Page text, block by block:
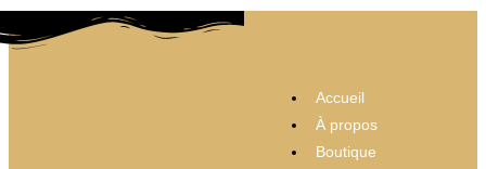
Accueil
À propos
Boutique